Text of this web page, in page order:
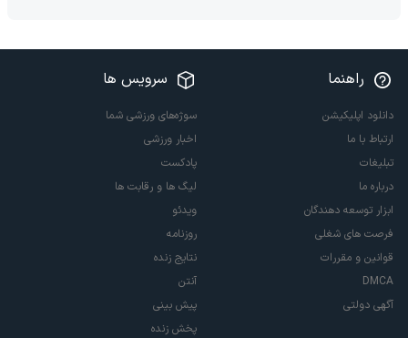
راهنما
دانلود اپلیکیشن
ارتباط با ما
تبلیغات
درباره ما
ابزار توسعه دهندگان
فرصت های شغلی
قوانین و مقررات
DMCA
آگهی دولتی
سرویس ها
سوژه‌های ورزشی شما
اخبار ورزشی
پادکست
لیگ ها و رقابت ها
ویدئو
روزنامه
نتایج زنده
آنتن
پیش بینی
پخش زنده